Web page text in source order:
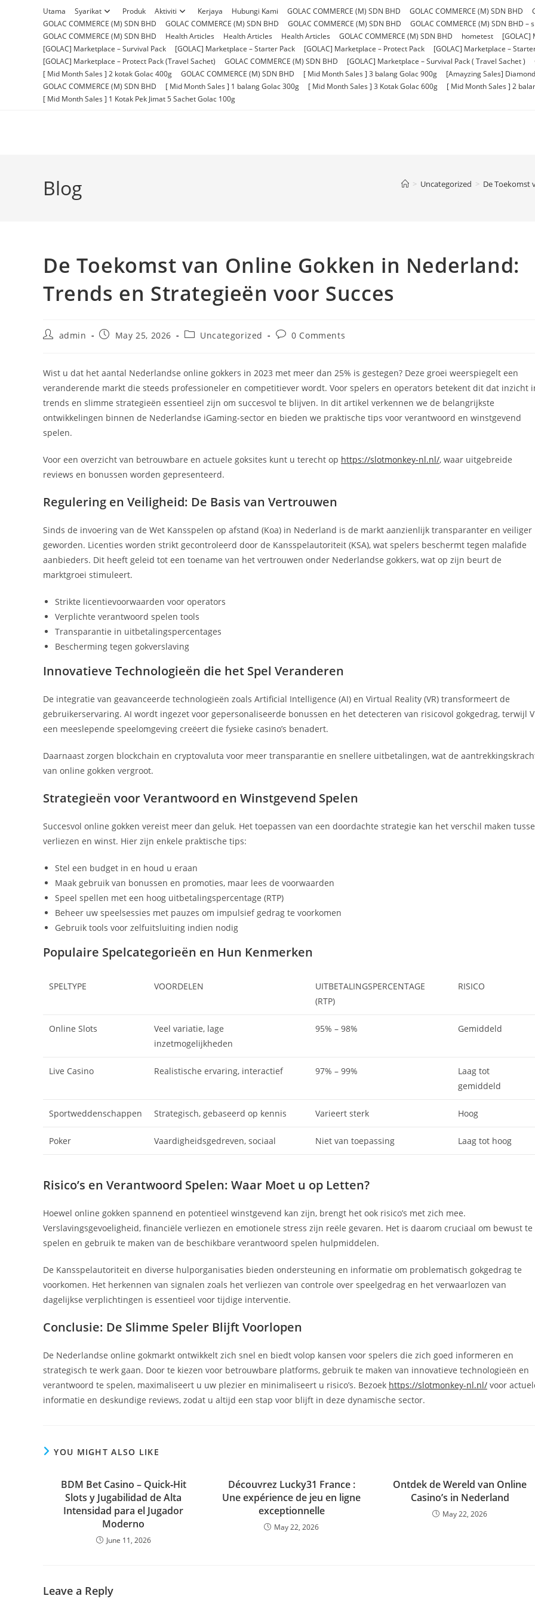
Utama Syarikat Produk Aktiviti Kerjaya Hubungi Kami GOLAC COMMERCE (M) SDN BHD GOLAC COMMERCE (M) SDN BHD
GOLAC COMMERCE (M) SDN BHD
GOLAC COMMERCE (M) SDN BHD GOLAC COMMERCE (M) SDN BHD
GOLAC COMMERCE (M) SDN BHD –
GOLAC COMMERCE (M) SDN BHD
Health Articles Health Articles Health Articles GOLAC COMMERCE (M) SDN BHD hometest
[GOLAC]
[GOLAC] Marketplace – Survival Pack
[GOLAC] Marketplace – Starter Pack [GOLAC] Marketplace – Protect Pack
[GOLAC] Marketplace –
[GOLAC] Marketplace – Protect Pack (Travel Sachet)
GOLAC COMMERCE (M) SDN BHD [GOLAC] Marketplace – Survival Pack ( Travel Sachet )
[ Mid Month Sales ] 2 kotak Golac 400g
GOLAC COMMERCE (M) SDN BHD [ Mid Month Sales ] 3 balang Golac 900g
[Amayzing Sales]
GOLAC COMMERCE (M) SDN BHD
[ Mid Month Sales ] 1 balang Golac 300g [ Mid Month Sales ] 3 Kotak Golac 600g
[ Mid Month Sales ] 2
[ Mid Month Sales ] 1 Kotak Pek Jimat 5 Sachet Golac 100g
Blog > Uncategorized > De Toekomst
De Toekomst van Online Gokken in Nederland:
Trends en Strategieën voor Succes
Postadmin
PostMay 25, 2026
PostUncategorized
Post0 Comments
Wist u dat het aantal Nederlandse online gokkers in 2023 met meer dan 25% is gestegen? Deze groei weerspiegelt een
veranderende markt die steeds professioneler en competitiever wordt. Voor spelers en operators betekent dit dat inzicht
trends en slimme strategieën essentieel zijn om succesvol te blijven. In dit artikel verkennen we de belangrijkste
ontwikkelingen binnen de Nederlandse iGaming-sector en bieden we praktische tips voor verantwoord en winstgevend
spelen.
Voor een overzicht van betrouwbare en actuele goksites kunt u terecht op https://slotmonkey-nl.nl/, waar uitgebreide
reviews en bonussen worden gepresenteerd.
Regulering en Veiligheid: De Basis van Vertrouwen
Sinds de invoering van de Wet Kansspelen op afstand (Koa) in Nederland is de markt aanzienlijk transparanter en veiliger
geworden. Licenties worden strikt gecontroleerd door de Kansspelautoriteit (KSA), wat spelers beschermt tegen malafide
aanbieders. Dit heeft geleid tot een toename van het vertrouwen onder Nederlandse gokkers, wat op zijn beurt de
marktgroei stimuleert.
Strikte licentievoorwaarden voor operators
Verplichte verantwoord spelen tools
Transparantie in uitbetalingspercentages
Bescherming tegen gokverslaving
Innovatieve Technologieën die het Spel Veranderen
De integratie van geavanceerde technologieën zoals Artificial Intelligence (AI) en Virtual Reality (VR) transformeert de
gebruikerservaring. AI wordt ingezet voor gepersonaliseerde bonussen en het detecteren van risicovol gokgedrag, terwijl
een meeslepende speelomgeving creëert die fysieke casino’s benadert.
Daarnaast zorgen blockchain en cryptovaluta voor meer transparantie en snellere uitbetalingen, wat de
van online gokken vergroot.
Strategieën voor Verantwoord en Winstgevend Spelen
Succesvol online gokken vereist meer dan geluk. Het toepassen van een doordachte strategie kan het verschil maken
verliezen en winst. Hier zijn enkele praktische tips:
Stel een budget in en houd u eraan
Maak gebruik van bonussen en promoties, maar lees de voorwaarden
Speel spellen met een hoog uitbetalingspercentage (RTP)
Beheer uw speelsessies met pauzes om impulsief gedrag te voorkomen
Gebruik tools voor zelfuitsluiting indien nodig
Populaire Spelcategorieën en Hun Kenmerken
SPELTYPE VOORDELEN
UITBETALINGSPERCENTAGE
(RTP)
RISICO
Online Slots
Veel variatie, lage
inzetmogelijkheden
95% – 98% Gemiddeld
Live Casino Realistische ervaring, interactief 97% – 99%
Laag tot
gemiddeld
Sportweddenschappen Strategisch, gebaseerd op kennis Varieert sterk Hoog
Poker Vaardigheidsgedreven, sociaal Niet van toepassing Laag tot hoog
Risico’s en Verantwoord Spelen: Waar Moet u op Letten?
Hoewel online gokken spannend en potentieel winstgevend kan zijn, brengt het ook risico’s met zich mee.
Verslavingsgevoeligheid, financiële verliezen en emotionele stress zijn reële gevaren. Het is daarom cruciaal om bewust te
spelen en gebruik te maken van de beschikbare verantwoord spelen hulpmiddelen.
De Kansspelautoriteit en diverse hulporganisaties bieden ondersteuning en informatie om problematisch gokgedrag te
voorkomen. Het herkennen van signalen zoals het verliezen van controle over speelgedrag en het verwaarlozen van
dagelijkse verplichtingen is essentieel voor tijdige interventie.
Conclusie: De Slimme Speler Blijft Voorlopen
De Nederlandse online gokmarkt ontwikkelt zich snel en biedt volop kansen voor spelers die zich goed informeren en
strategisch te werk gaan. Door te kiezen voor betrouwbare platforms, gebruik te maken van innovatieve technologieën en
verantwoord te spelen, maximaliseert u uw plezier en minimaliseert u risico’s. Bezoek https://slotmonkey-nl.nl/ voor
informatie en deskundige reviews, zodat u altijd een stap voor blijft in deze dynamische sector.
YOU MIGHT ALSO LIKE
BDM Bet Casino – Quick‑Hit
Slots y Jugabilidad de Alta
Intensidad para el Jugador
Moderno
June 11, 2026
Découvrez Lucky31 France :
Une expérience de jeu en ligne
exceptionnelle
May 22, 2026
Ontdek de Wereld van Online
Casino’s in Nederland
May 22, 2026
Leave a Reply